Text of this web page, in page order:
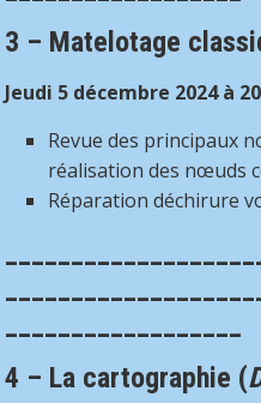
3 – Matelotage
Jeudi 5 décembre 2024 à
Revue des principaux
réalisation des nœuds
Réparation déchirure
4 – La cartographie (